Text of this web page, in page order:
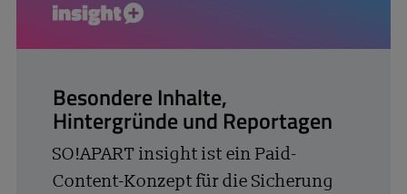
insight+
Besondere Inhalte,
Hintergründe und Reportagen
SO!APART insight ist ein Paid-
Content-Konzept für die Sicherung